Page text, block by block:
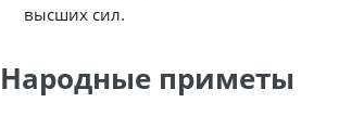
высших сил.
Народные приметы